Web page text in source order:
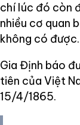
chí lúc đó còn
nhiều cơ quan
không có được.
Gia Định báo
tiên của Việt
15/4/1865.